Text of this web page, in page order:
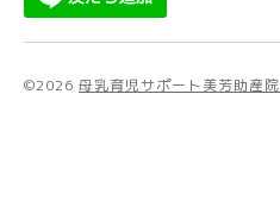
©2026 母乳育児サポート美芳助産院